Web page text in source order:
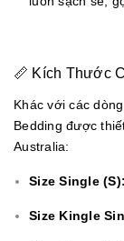
📏 Kích Thước
Khác với các
Bedding được
Australia:
Size Single (S):
Size Kingle